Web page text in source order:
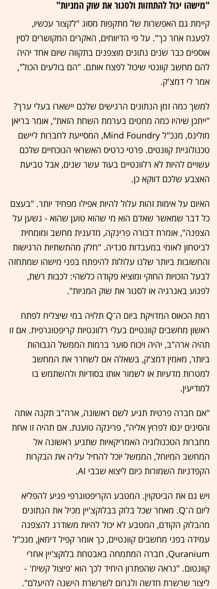
"מישהו יכול להתחזות ולסגור את שוק המניות"
קיימת גם האפשרות של מתקפות מסוג "לקצור עכשיו,
לפענח אחר כך". על פי הדיווחים, האקרים המקושרים לסין
אוספים כבר שנים נתונים מוצפנים בתקווה שיום אחד יהיה
להם מחשב קוונטי שיכול לפצח אותם. "הם בולעים הכול",
אמר לי דמצ'ק.
למשך כמה זמן הנתונים הרגישים שלכם יישארו בעלי ערך?
"ייתכן שיהיו כמה מחטים בערמת השחת הזאת", אומר בריאן
מולינס, מנכ"ל Mind Foundry, המסייעת לחברות ליישם
טכנולוגיית קוונטים. פרטי כרטיס האשראי הנוכחיים שלכם
עשויים להיות לא רלוונטיים בעוד עשר שנים, אבל טביעת
האצבע שלכם דווקא כן.
האיום על אימות זהות עלול להיות אפילו מפחיד יותר. "בעצם
כל דבר שמאשר שאדם הוא מי שהוא טוען שהוא - נשען על
הצפנה", אומרת דבורה פרינקה, מדענית מחשב ומומחית
לביטחון לאומי במעבדות סנדיה. "חלק מהתשתיות הרגישות
והחשובות ביותר שלנו עלולות להיפתח בפני מישהו שמתחזה
לבעל הזכויות החוקי ומוציא פקודה כלשהי: לכבות רשת,
לפגוע באנרגיה או לסגור את שוק המניות".
רמת הכאוס המדויקת ביום ה־Q תלויה במי שיצליח לפתח
ראשון מחשבים קוונטיים בעלי רלוונטיות קריפטוגרפית. אם זו
תהיה ארה"ב, יהיה ויכוח סוער ברמות הממשל הגבוהות
ביותר, מאמין דמצ'ק, בשאלה אם לשחרר את המחשב
למטרות מדעיות או לשמור אותו בסודיות ולהשתמש בו
למודיעין.
"אם חברה פרטית תגיע לשם ראשונה, ארה"ב תקנה אותה
והסינים ינסו לפרוץ אליה", פרינקה טוענת. אם תהיה זו אחת
מחברות הטכנולוגיה האמריקאיות שתגיע ראשונה אל
המחשב המיוחל, הממשל יוכל להחיל עליה את הבקרות
הקפדניות השמורות כיום ליצוא שבבי AI.
ויש גם את הביטקוין. המטבע הקריפטוגרפי פגיע להפליא
ליום ה־Q. מאחר שכל בלוק בבלוקצ'יין מכיל את הנתונים
מהבלוק הקודם, המטבע לא יכול להיות משודרג להצפנה
עמידה בפני מחשבים קוונטיים, כך אומר קפיל דימאן, מנכ"ל
Quranium, חברה המתמחה באבטחת בלוקצ'יין אחרי
קוונטום. "נראה שהפתרון היחיד לכך הוא 'פיצול קשיח' -
ליצור שרשרת חדשה ולגרום לשרשרת הישנה להיעלם".